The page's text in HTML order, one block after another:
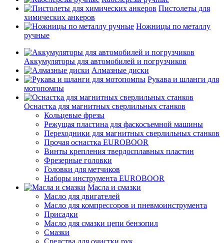
Пистолеты для
химических анкеров
Ножницы по металлу
ручные
Аккумуляторы для автомобилей и погрузчиков
Алмазные диски
Рукава и шланги для
мотопомпы
Оснастка для магнитных сверлильных станков
Кольцевые фрезы
Режущая пластина для фаскосъемной машины
Переходники для магнитных сверлильных станков
Прочая оснастка EUROBOOR
Винты крепления твердосплавных пластин
Фрезерные головки
Головки для метчиков
Наборы инструмента EUROBOOR
Масла и смазки
Масло для двигателей
Масло для компрессоров и пневмоинструмента
Присадки
Масло для смазки цепи бензопил
Смазки
Средства для очистки рук